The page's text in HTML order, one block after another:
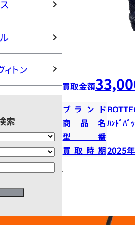
ィトン
索
買取金額
ブランド
商品名ﾊﾝﾄﾞﾊﾞ
型番
買取時期2025